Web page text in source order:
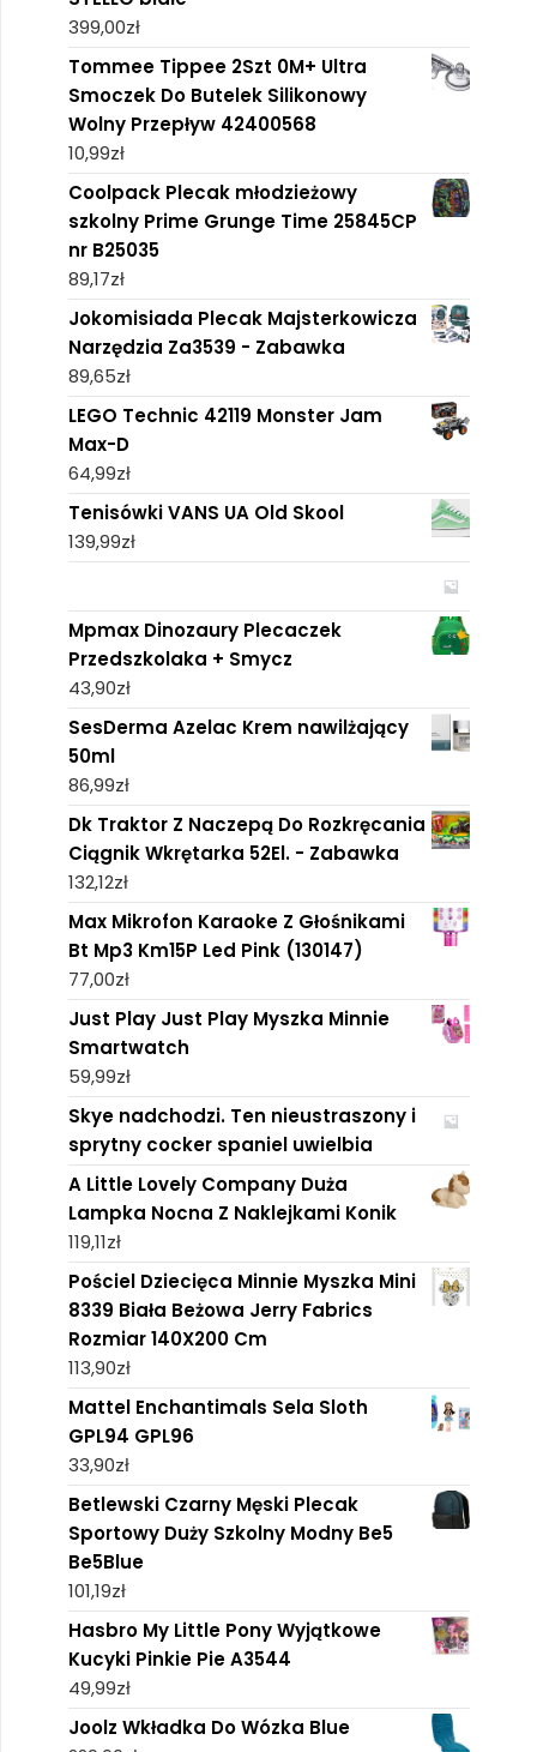
399,00zł
Tommee Tippee 2Szt 0M+ Ultra
Smoczek Do Butelek Silikonowy
Wolny Przepływ 42400568
10,99zł
Coolpack Plecak młodzieżowy
szkolny Prime Grunge Time 25845CP
nr B25035
89,17zł
Jokomisiada Plecak Majsterkowicza
Narzędzia Za3539 - Zabawka
89,65zł
LEGO Technic 42119 Monster Jam
Max-D
64,99zł
Tenisówki VANS UA Old Skool
139,99zł
Mpmax Dinozaury Plecaczek
Przedszkolaka + Smycz
43,90zł
SesDerma Azelac Krem nawilżający
50ml
86,99zł
Dk Traktor Z Naczepą Do Rozkręcania
Ciągnik Wkrętarka 52El. - Zabawka
132,12zł
Max Mikrofon Karaoke Z Głośnikami
Bt Mp3 Km15P Led Pink (130147)
77,00zł
Just Play Just Play Myszka Minnie
Smartwatch
59,99zł
Skye nadchodzi. Ten nieustraszony i
sprytny cocker spaniel uwielbia
A Little Lovely Company Duża
Lampka Nocna Z Naklejkami Konik
119,11zł
Pościel Dziecięca Minnie Myszka Mini
8339 Biała Beżowa Jerry Fabrics
Rozmiar 140X200 Cm
113,90zł
Mattel Enchantimals Sela Sloth
GPL94 GPL96
33,90zł
Betlewski Czarny Męski Plecak
Sportowy Duży Szkolny Modny Be5
Be5Blue
101,19zł
Hasbro My Little Pony Wyjątkowe
Kucyki Pinkie Pie A3544
49,99zł
Joolz Wkładka Do Wózka Blue